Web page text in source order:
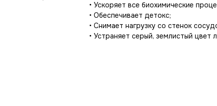
• Ускоряет все биохимические
• Обеспечивает детокс;
• Снимает нагрузку со стенок
• Устраняет серый, землистый цвет